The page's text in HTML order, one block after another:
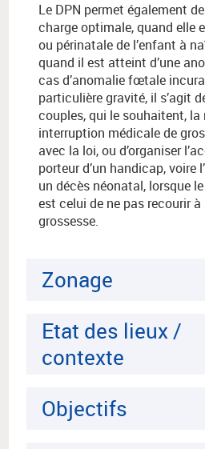
Le DPN permet également
charge optimale, quand elle
ou périnatale de l’enfant à
quand il est atteint d’une
cas d’anomalie fœtale
particulière gravité, il s’agit
couples, qui le souhaitent, la
interruption médicale de
avec la loi, ou d’organiser
porteur d’un handicap, voire
un décès néonatal, lorsque
est celui de ne pas recourir
grossesse.
Zonage
Etat des lieux /
contexte
Objectifs